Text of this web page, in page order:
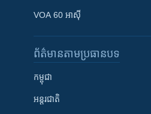
VOA 60 អាស៊ី
ព័ត៌មាន​តាមប្រធានបទ​
កម្ពុជា
អន្តរជាតិ